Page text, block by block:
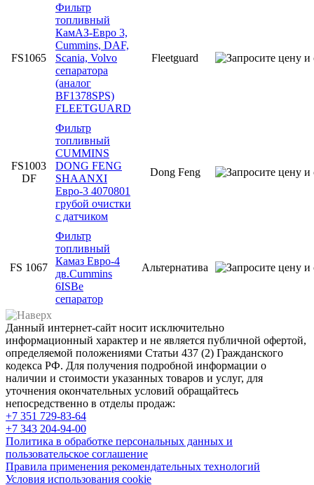
FS1065
Фильтр
топливный
КамАЗ-Евро 3,
Cummins, DAF,
Scania, Volvo
сепаратора
(аналог
BF1378SPS)
FLEETGUARD
Fleetguard
FS1003
DF
Фильтр
топливный
CUMMINS
DONG FENG
SHAANXI
Евро-3 4070801
грубой очистки
с датчиком
Dong Feng
FS 1067
Фильтр
топливный
Камаз Евро-4
дв.Cummins
6ISBe
сепаратор
Альтернатива
Данный интернет-сайт носит исключительно
информационный характер и не является публичной офертой,
определяемой положениями Статьи 437 (2) Гражданского
кодекса РФ. Для получения подробной информации о
наличии и стоимости указанных товаров и услуг, для
уточнения окончательных условий обращайтесь
непосредственно в отделы продаж:
+7 351 729-83-64
+7 343 204-94-00
Политика в обработке персональных данных и
пользовательское соглашение
Правила применения рекомендательных технологий
Условия использования cookie